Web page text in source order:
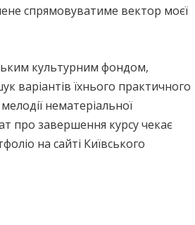
спрямовуватиме вектор моєї
культурним фондом,
варіантів їхнього практичного
нематеріальної
про завершення курсу чекає
на сайті Київського